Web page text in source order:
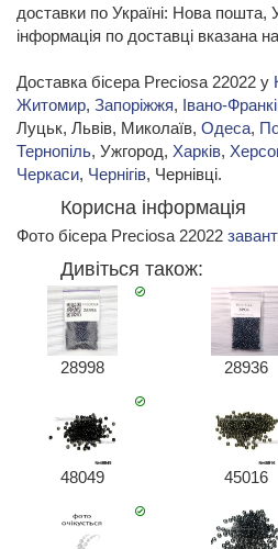
доставки по Україні: Нова
інформація по доставці вказана на
Доставка бісера Preciosa 22022 у
Житомир, Запоріжжя, Івано-
Луцьк, Львів, Миколаїв, Одеса,
Тернопіль, Ужгород, Харків,
Черкаси, Чернігів, Чернівці.
Корисна інформація
Фото бісера Preciosa 22022
Дивіться також:
28998 28936
48049 45016